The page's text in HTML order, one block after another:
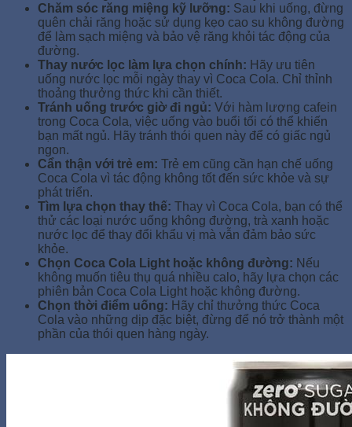
Chăm sóc răng miệng kỹ lưỡng: Sau khi uống, đừng
quên chải răng hoặc sử dụng kẹo cao su không đường
để làm sạch miệng và bảo vệ răng khỏi tác động của
đường.
Thay nước lọc làm lựa chọn chính: Hãy ưu tiên
uống nước lọc mỗi ngày thay vì Coca Cola. Chỉ thỉnh
thoảng thưởng thức khi cần thiết.
Tránh uống trước giờ đi ngủ: Với hàm lượng cafein
trong Coca Cola, việc uống vào buổi tối có thể khiến
bạn mất ngủ. Hãy tránh thói quen này để có giấc ngủ
ngon.
Cẩn thận với trẻ em: Trẻ em cũng cần hạn chế uống
Coca Cola vì tác động không tốt đến sức khỏe và sự
phát triển.
Tìm lựa chọn thay thế: Thay vì Coca Cola, bạn có thể
thử các loại nước uống không đường, trà xanh hoặc
nước lọc để thay đổi khẩu vị mà vẫn đảm bảo sức
khỏe.
Chọn Coca Cola Light hoặc không đường: Nếu
không muốn tiêu thụ quá nhiều calo, hãy lựa chọn các
phiên bản Coca Cola Light hoặc không đường.
Chọn thời điểm uống: Hãy chỉ thưởng thức Coca
Cola vào những dịp đặc biệt, đừng để nó trở thành một
phần của thói quen hàng ngày.